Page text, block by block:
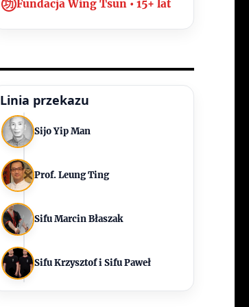
功Fundacja Wing Tsun • 15+ lat
Linia przekazu
Sijo Yip Man
Prof. Leung Ting
Sifu Marcin Błaszak
Sifu Krzysztof i Sifu Paweł